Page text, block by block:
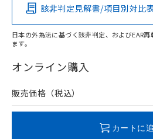
O
在庫等で未対応品が混在する可能
問い合わせください。
該非判定見解書/項目別対比
日本の外為法に基づく該非判定、およびEAR
ます。
オンライン購入
販売価格（税込）
カートに